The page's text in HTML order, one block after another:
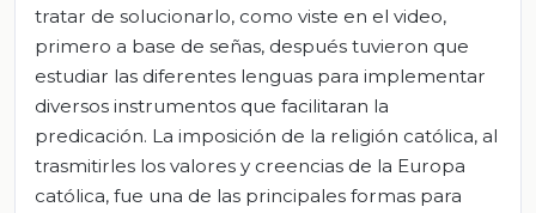
tratar de solucionarlo, como viste en el video,
primero a base de señas, después tuvieron que
estudiar las diferentes lenguas para implementar
diversos instrumentos que facilitaran la
predicación. La imposición de la religión católica, al
trasmitirles los valores y creencias de la Europa
católica, fue una de las principales formas para